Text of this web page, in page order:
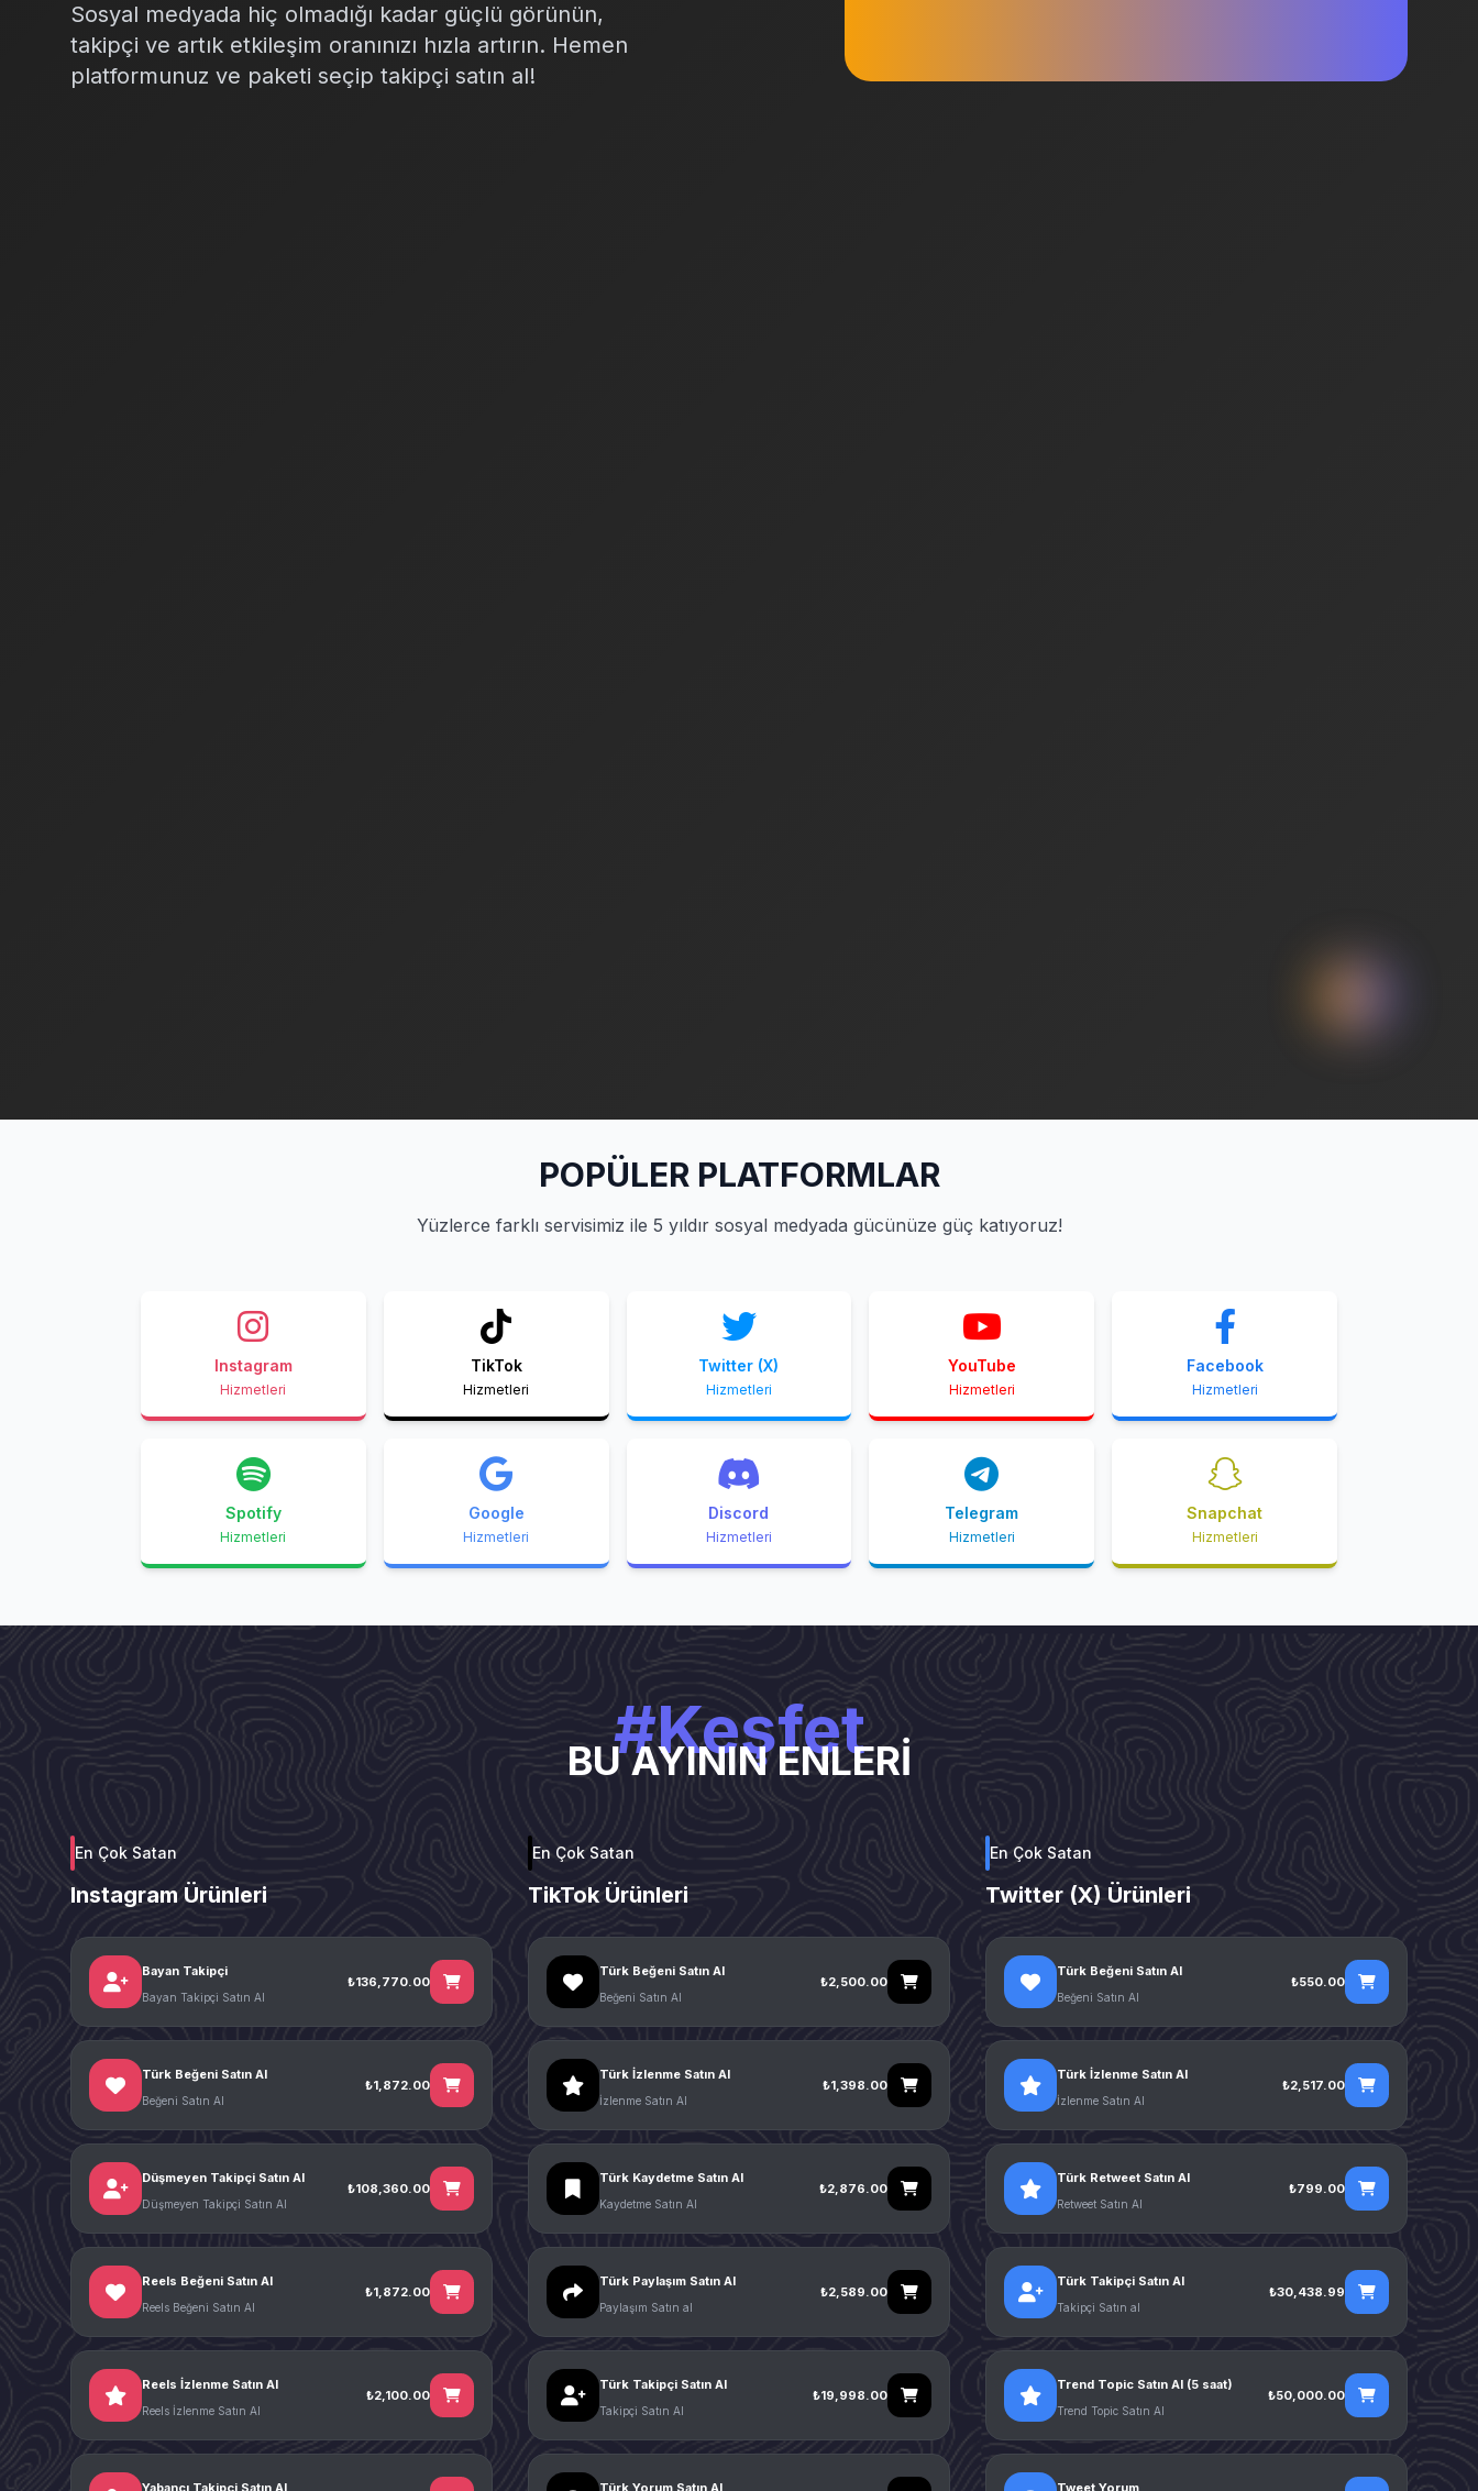
Sosyal medyada hiç olmadığı kadar güçlü görünün,
takipçi ve artık etkileşim oranınızı hızla artırın. Hemen
platformunuz ve paketi seçip takipçi satın al!
POPÜLER PLATFORMLAR
Yüzlerce farklı servisimiz ile 5 yıldır sosyal medyada gücünüze güç katıyoruz!
Instagram
Hizmetleri
TikTok
Hizmetleri
Twitter (X)
Hizmetleri
YouTube
Hizmetleri
Facebook
Hizmetleri
Spotify
Hizmetleri
Google
Hizmetleri
Discord
Hizmetleri
Telegram
Hizmetleri
Snapchat
Hizmetleri
#Keşfet
BU AYININ ENLERİ
En Çok Satan
Instagram Ürünleri
Bayan Takipçi
Bayan Takipçi Satın Al
₺136,770.00
Türk Beğeni Satın Al
Beğeni Satın Al
₺1,872.00
Düşmeyen Takipçi Satın Al
Düşmeyen Takipçi Satın Al
₺108,360.00
Reels Beğeni Satın Al
Reels Beğeni Satın Al
₺1,872.00
Reels İzlenme Satın Al
Reels İzlenme Satın Al
₺2,100.00
En Çok Satan
TikTok Ürünleri
Türk Beğeni Satın Al
Beğeni Satın Al
₺2,500.00
Türk İzlenme Satın Al
İzlenme Satın Al
₺1,398.00
Türk Kaydetme Satın Al
Kaydetme Satın Al
₺2,876.00
Türk Paylaşım Satın Al
Paylaşım Satın al
₺2,589.00
Türk Takipçi Satın Al
Takipçi Satın Al
₺19,998.00
En Çok Satan
Twitter (X) Ürünleri
Türk Beğeni Satın Al
Beğeni Satın Al
₺550.00
Türk İzlenme Satın Al
İzlenme Satın Al
₺2,517.00
Türk Retweet Satın Al
Retweet Satın Al
₺799.00
Türk Takipçi Satın Al
Takipçi Satın al
₺30,438.99
Trend Topic Satın Al (5 saat)
Trend Topic Satın Al
₺50,000.00